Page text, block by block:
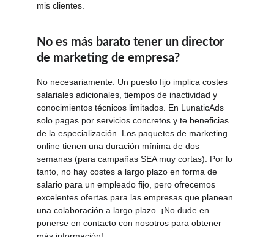
mis clientes.
No es más barato tener un director
de marketing de empresa?
No necesariamente. Un puesto fijo implica costes
salariales adicionales, tiempos de inactividad y
conocimientos técnicos limitados. En LunaticAds
solo pagas por servicios concretos y te beneficias
de la especialización. Los paquetes de marketing
online tienen una duración mínima de dos
semanas (para campañas SEA muy cortas). Por lo
tanto, no hay costes a largo plazo en forma de
salario para un empleado fijo, pero ofrecemos
excelentes ofertas para las empresas que planean
una colaboración a largo plazo. ¡No dude en
ponerse en contacto con nosotros para obtener